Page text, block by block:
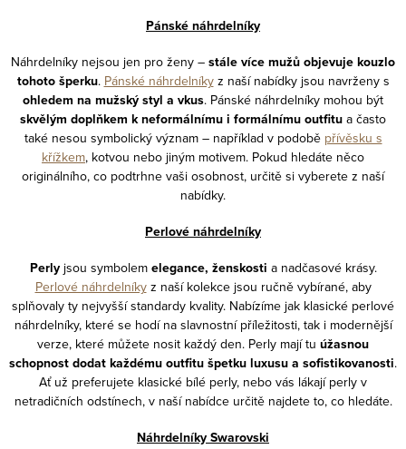
Pánské náhrdelníky
Náhrdelníky nejsou jen pro ženy – stále více mužů objevuje kouzlo
tohoto šperku. Pánské náhrdelníkyz naší nabídky jsou navrženy s
ohledem na mužský styl a vkus. Pánské náhrdelníky mohou být
skvělým doplňkem k neformálnímu i formálnímu outfitu a často
také nesou symbolický význam – například v podobě přívěsku s
křížkem, kotvou nebo jiným motivem. Pokud hledáte něco
originálního, co podtrhne vaši osobnost, určitě si vyberete z naší
nabídky.
Perlové náhrdelníky
Perlyjsou symbolem elegance, ženskosti a nadčasové krásy.
Perlové náhrdelníkyz naší kolekce jsou ručně vybírané, aby
splňovaly ty nejvyšší standardy kvality. Nabízíme jak klasické perlové
náhrdelníky, které se hodí na slavnostní příležitosti, tak i modernější
verze, které můžete nosit každý den. Perly mají tu úžasnou
schopnost dodat každému outfitu špetku luxusu a sofistikovanosti.
Ať už preferujete klasické bílé perly, nebo vás lákají perly v
netradičních odstínech, v naší nabídce určitě najdete to, co hledáte.
Náhrdelníky Swarovski